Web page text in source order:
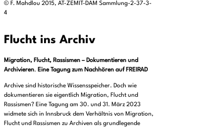
© F. Mahdlou 2015, AT-ZEMIT-DAM Sammlung-2-37-3-
4
Flucht ins Archiv
Migration, Flucht, Rassismen – Dokumentieren und
Archivieren. Eine Tagung zum Nachhören auf FREIRAD
Archive sind historische Wissensspeicher. Doch wie
dokumentieren sie eigentlich Migration, Flucht und
Rassismen? Eine Tagung am 30. und 31. März 2023
widmete sich in Innsbruck dem Verhältnis von Migration,
Flucht und Rassismen zu Archiven als grundlegende